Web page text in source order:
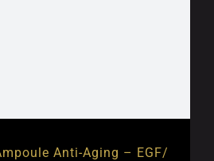
Anti-Aging – EGF/